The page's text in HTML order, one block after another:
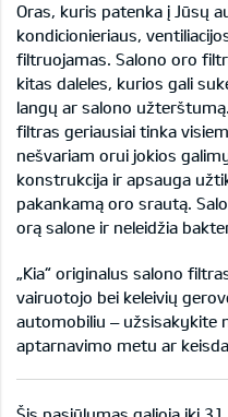
Oras, kuris patenka į Jūsų
kondicionieriaus,
filtruojamas. Salono oro
kitas daleles, kurios gali
langų ar salono
filtras geriausiai tinka
nešvariam orui jokios
konstrukcija ir apsauga
pakankamą oro srautą.
orą salone ir neleidžia
„Kia“ originalus salono
vairuotojo bei keleivių
automobiliu – užsisakykite
aptarnavimo metu ar